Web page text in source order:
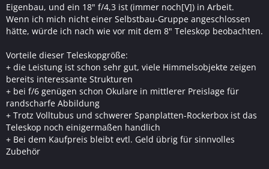
Eigenbau, und ein 18" f/4,3 ist (immer noch[V]) in Arbeit.
Wenn ich mich nicht einer Selbstbau-Gruppe angeschlossen
hätte, würde ich nach wie vor mit dem 8" Teleskop beobachten.
Vorteile dieser Teleskopgröße:
+ die Leistung ist schon sehr gut, viele Himmelsobjekte zeigen
bereits interessante Strukturen
+ bei f/6 genügen schon Okulare in mittlerer Preislage für
randscharfe Abbildung
+ Trotz Volltubus und schwerer Spanplatten-Rockerbox ist das
Teleskop noch einigermaßen handlich
+ Bei dem Kaufpreis bleibt evtl. Geld übrig für sinnvolles
Zubehör